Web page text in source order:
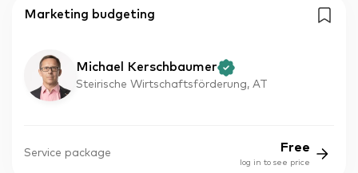
Marketing budgeting
Michael Kerschbaumer
Steirische Wirtschaftsförderung, AT
Service package Free
log in to see price